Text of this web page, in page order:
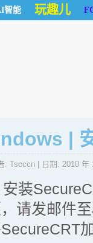
智能 玩趣儿
|
: Tscccn | 日期: 2010 年
安装
请发邮件